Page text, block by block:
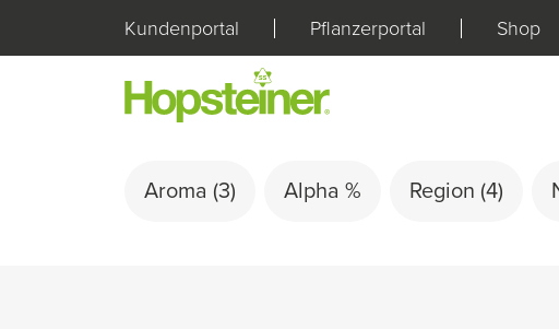
Kundenportal Pflanzerportal Shop
Aroma (3) Alpha % Region (4)